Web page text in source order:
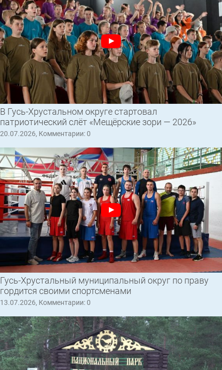
В Гусь-Хрустальном округе стартовал
патриотический слёт «Мещёрские зори — 2026»
20.07.2026, Комментарии: 0
Гусь-Хрустальный муниципальный округ по праву
гордится своими спортсменами
13.07.2026, Комментарии: 0